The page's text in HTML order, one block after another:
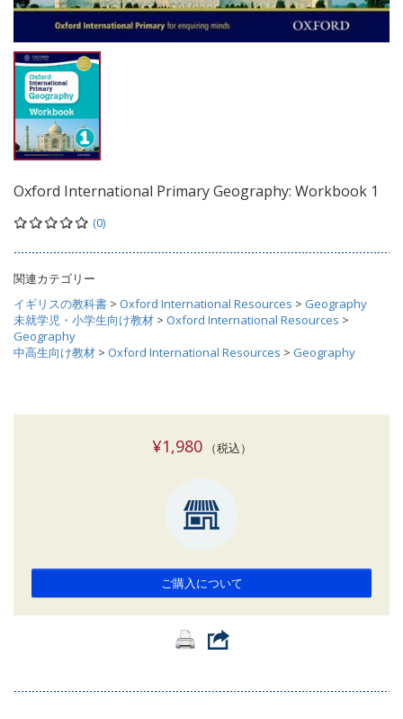
Oxford International Primary Geography: Workbook 1
(0)
関連カテゴリー
イギリスの教科書 > Oxford International Resources > Geography
未就学児・小学生向け教材 > Oxford International Resources >
Geography
中高生向け教材 > Oxford International Resources > Geography
¥1,980（税込）
ご購入について